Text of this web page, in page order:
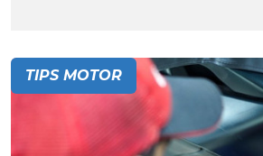
TIPS MOTOR